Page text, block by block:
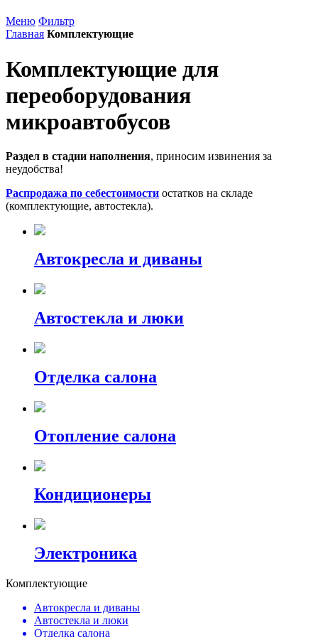
Меню Фильтр
Главная Комплектующие
Комплектующие для
переоборудования
микроавтобусов
Раздел в стадии наполнения, приносим извинения за
неудобства!
Распродажа по себестоимости остатков на складе
(комплектующие, автостекла).
Автокресла и диваны
Автостекла и люки
Отделка салона
Отопление салона
Кондиционеры
Электроника
Комплектующие
Автокресла и диваны
Автостекла и люки
Отделка салона